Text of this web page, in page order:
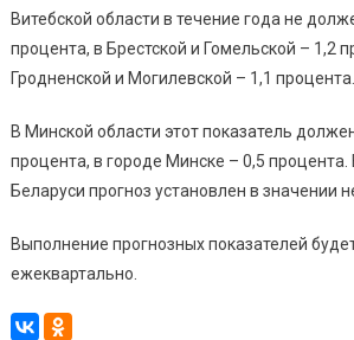
Витебской области в течение года не
процента, в Брестской и Гомельской – 1,2
Гродненской и Могилевской – 1,1 процента.
В Минской области этот показатель
процента, в городе Минске – 0,5
Беларуси прогноз установлен в значении
Выполнение прогнозных показателей
ежеквартально.